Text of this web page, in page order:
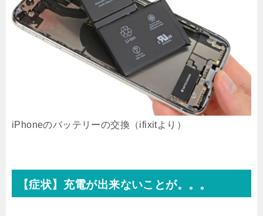
iPhoneのバッテリーの交換（ifixitより）
【症状】充電が出来ないことが。。。